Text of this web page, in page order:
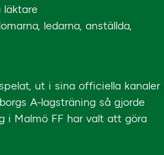
läktare
ledarna, anställda,
ut i sina officiella kanaler
A-lagsträning så gjorde
i Malmö FF har valt att göra